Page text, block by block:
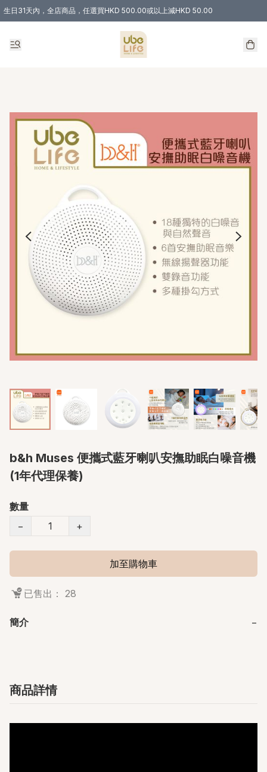
生日31天內，全店商品，任選買HKD 500.00或以上減HKD 50.00
購物滿 HKD 300.00即享免運費優惠！（適用於 特定的送貨方式 )
b&h Muses 便攜式藍牙喇叭安撫助眠白噪音機
(1年代理保養)
數量
−
+
加至購物車
已售出： 28
簡介 −
商品詳情